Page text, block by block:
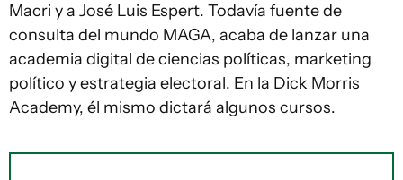
Macri y a José Luis Espert. Todavía fuente de
consulta del mundo MAGA, acaba de lanzar una
academia digital de ciencias políticas, marketing
político y estrategia electoral. En la Dick Morris
Academy, él mismo dictará algunos cursos.